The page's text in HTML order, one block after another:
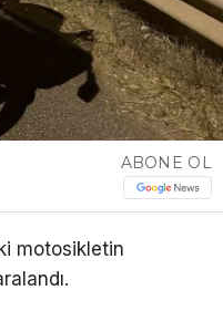
ABONE OL
motosikletin